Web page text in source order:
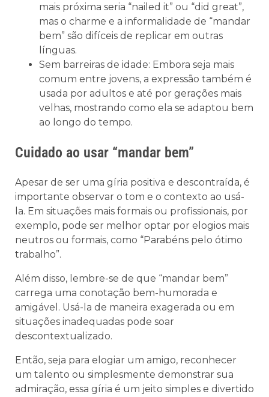
mais próxima seria “nailed it” ou “did great”,
mas o charme e a informalidade de “mandar
bem” são difíceis de replicar em outras
línguas.
Sem barreiras de idade: Embora seja mais
comum entre jovens, a expressão também é
usada por adultos e até por gerações mais
velhas, mostrando como ela se adaptou bem
ao longo do tempo.
Cuidado ao usar “mandar bem”
Apesar de ser uma gíria positiva e descontraída, é
importante observar o tom e o contexto ao usá-
la. Em situações mais formais ou profissionais, por
exemplo, pode ser melhor optar por elogios mais
neutros ou formais, como “Parabéns pelo ótimo
trabalho”.
Além disso, lembre-se de que “mandar bem”
carrega uma conotação bem-humorada e
amigável. Usá-la de maneira exagerada ou em
situações inadequadas pode soar
descontextualizado.
Então, seja para elogiar um amigo, reconhecer
um talento ou simplesmente demonstrar sua
admiração, essa gíria é um jeito simples e divertido